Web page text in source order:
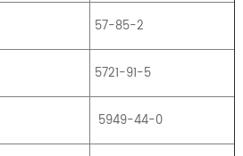
57-85-2
5721-91-5
5949-44-0